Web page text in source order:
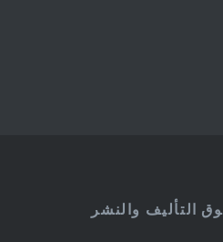
التأليف والنشر